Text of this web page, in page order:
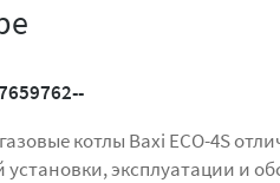
котлы Baxi ECO-4S
установки, эксплуатации и